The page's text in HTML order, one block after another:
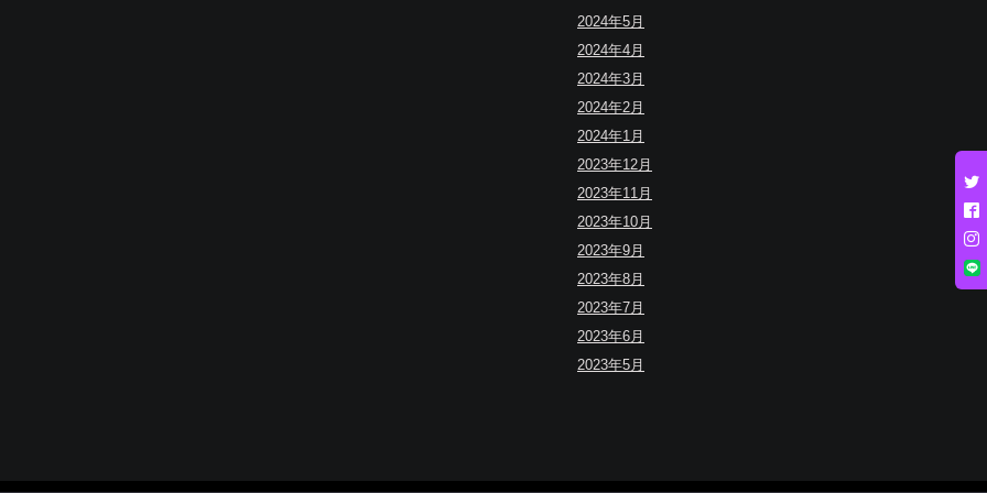
2024年5月
2024年4月
2024年3月
2024年2月
2024年1月
2023年12月
2023年11月
2023年10月
2023年9月
2023年8月
2023年7月
2023年6月
2023年5月